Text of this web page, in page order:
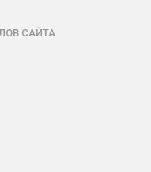
САЙТА